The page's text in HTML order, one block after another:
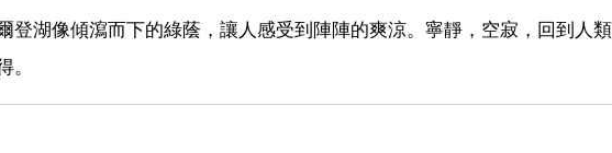
登湖像傾瀉而下的綠蔭，讓人感受到陣陣的爽涼。寧靜，空寂，回到人
。